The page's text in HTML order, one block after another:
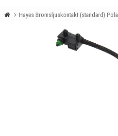
Hayes Bromsljuskontakt (standard)